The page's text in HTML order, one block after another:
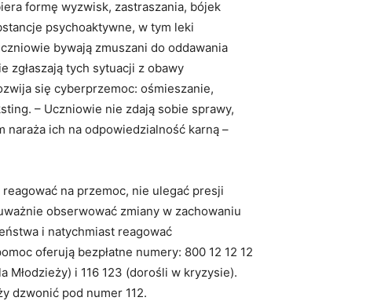
formę wyzwisk, zastraszania, bójek
psychoaktywne, w tym leki
bywają zmuszani do oddawania
zgłaszają tych sytuacji z obawy
się cyberprzemoc: ośmieszanie,
– Uczniowie nie zdają sobie sprawy,
naraża ich na odpowiedzialność karną –
na przemoc, nie ulegać presji
obserwować zmiany w zachowaniu
i natychmiast reagować
oferują bezpłatne numery: 800 12 12 12
Młodzieży) i 116 123 (dorośli w kryzysie).
dzwonić pod numer 112.